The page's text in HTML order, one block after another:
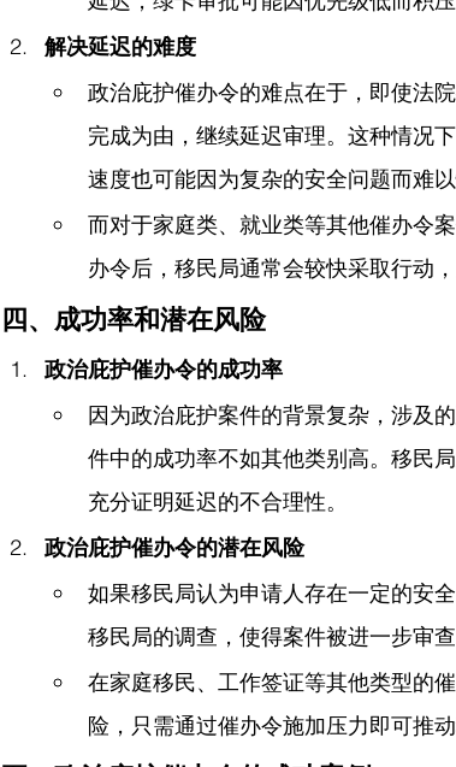
解决延迟的难度
政治庇护催办令的难点在于，即使法
完成为由，继续延迟审理。这种情况
速度也可能因为复杂的安全问题而难以
而对于家庭类、就业类等其他催办令
办令后，移民局通常会较快采取行动，
四、成功率和潜在风险
政治庇护催办令的成功率
因为政治庇护案件的背景复杂，涉及
件中的成功率不如其他类别高。移民
充分证明延迟的不合理性。
政治庇护催办令的潜在风险
如果移民局认为申请人存在一定的安
移民局的调查，使得案件被进一步审
在家庭移民、工作签证等其他类型的
险，只需通过催办令施加压力即可推动